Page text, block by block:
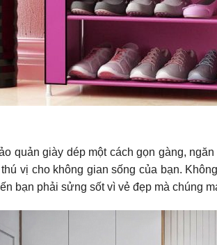
quản giày dép một cách gọn gàng,
vị cho không gian sống của bạn.
bạn phải sửng sốt vì vẻ đẹp mà chúng